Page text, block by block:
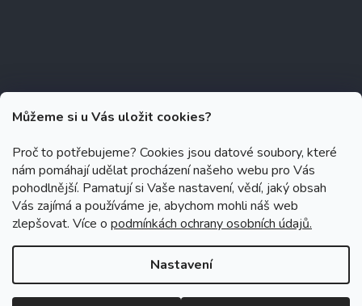
Můžeme si u Vás uložit cookies?
Proč to potřebujeme? Cookies jsou datové soubory, které
nám pomáhají udělat procházení našeho webu pro Vás
pohodlnější. Pamatují si Vaše nastavení, vědí, jaký obsah
Vás zajímá a používáme je, abychom mohli náš web
zlepšovat. Více o podmínkách ochrany osobních údajů.
Nastavení
Copyright 2026 Zubáček.cz . Všechna práva vyhrazena.
Upravit
nastavení cookies
Grafický návrh vytvořil a na Shoptet implementoval Tomáš Hlad
Shoptetak.cz.